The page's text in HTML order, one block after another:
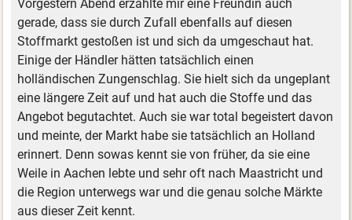
Vorgestern Abend erzählte mir eine Freundin auch
gerade, dass sie durch Zufall ebenfalls auf diesen
Stoffmarkt gestoßen ist und sich da umgeschaut hat.
Einige der Händler hätten tatsächlich einen
holländischen Zungenschlag. Sie hielt sich da ungeplant
eine längere Zeit auf und hat auch die Stoffe und das
Angebot begutachtet. Auch sie war total begeistert davon
und meinte, der Markt habe sie tatsächlich an Holland
erinnert. Denn sowas kennt sie von früher, da sie eine
Weile in Aachen lebte und sehr oft nach Maastricht und
die Region unterwegs war und die genau solche Märkte
aus dieser Zeit kennt.